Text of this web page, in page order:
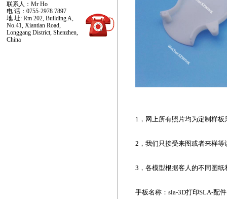
1，网上所有照片均为定制样
2，我们只接受来图或者来样等
3，各模型根据客人的不同图
手板名称：sla-3D打印SLA-配件
联系人：Mr Ho
电 话：0755-2978 7897
地 址: Rm 202, Building A,
No.41, Xiantian Road,
Longgang District, Shenzhen,
China